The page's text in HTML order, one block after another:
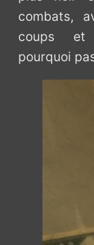
combats,
coups et
pourquoi